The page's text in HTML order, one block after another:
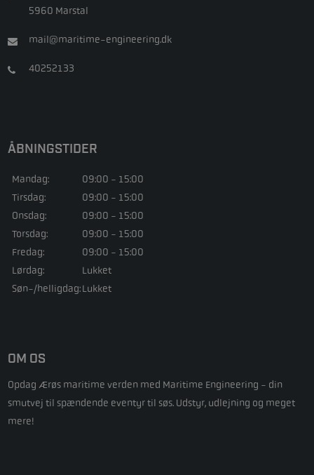
5960 Marstal
mail@maritime-engineering.dk
40252133
ÅBNINGSTIDER
Mandag:
09:00 - 15:00
Tirsdag:
09:00 - 15:00
Onsdag:
09:00 - 15:00
Torsdag:
09:00 - 15:00
Fredag:
09:00 - 15:00
Lørdag:
Lukket
Søn-/helligdag:Lukket
OM OS
Opdag Ærøs maritime verden med Maritime Engineering - din
smutvej til spændende eventyr til søs. Udstyr, udlejning og meget
mere!